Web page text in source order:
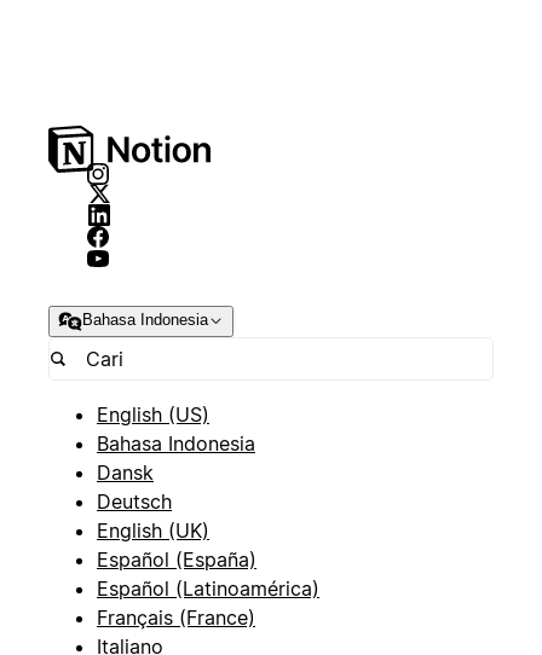
Bahasa Indonesia
English (US)
Bahasa Indonesia
Dansk
Deutsch
English (UK)
Español (España)
Español (Latinoamérica)
Français (France)
Italiano